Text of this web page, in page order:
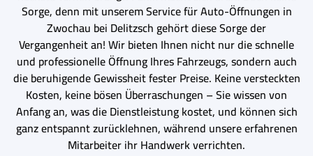
Sorge, denn mit unserem Service für Auto-Öffnungen in
Zwochau bei Delitzsch gehört diese Sorge der
Vergangenheit an! Wir bieten Ihnen nicht nur die schnelle
und professionelle Öffnung Ihres Fahrzeugs, sondern auch
die beruhigende Gewissheit fester Preise. Keine versteckten
Kosten, keine bösen Überraschungen – Sie wissen von
Anfang an, was die Dienstleistung kostet, und können sich
ganz entspannt zurücklehnen, während unsere erfahrenen
Mitarbeiter ihr Handwerk verrichten.